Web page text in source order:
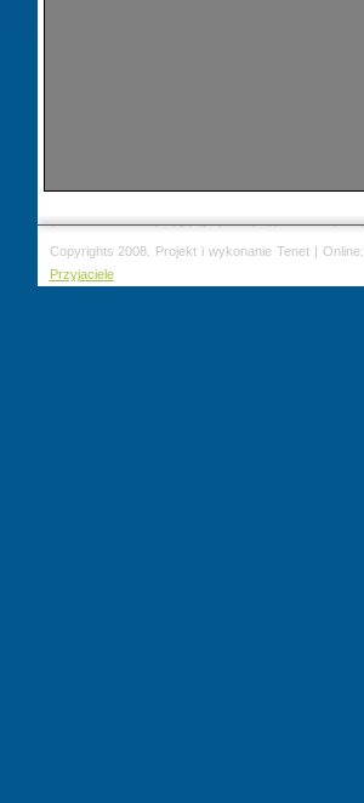
Copyrights 2008. Projekt i wykonanie Tenet | Online:
Przyjaciele